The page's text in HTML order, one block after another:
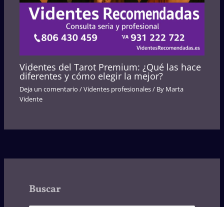
Videntes del Tarot Premium: ¿Qué las hace
diferentes y cómo elegir la mejor?
Deja un comentario /Videntes profesionales/ By Marta
Vidente
Buscar